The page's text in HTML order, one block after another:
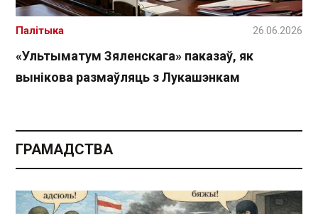
«Ультыматум Зяленскага» паказаў, як
вынікова размаўляць з Лукашэнкам
Палітыка 26.06.2026
ГРАМАДСТВА